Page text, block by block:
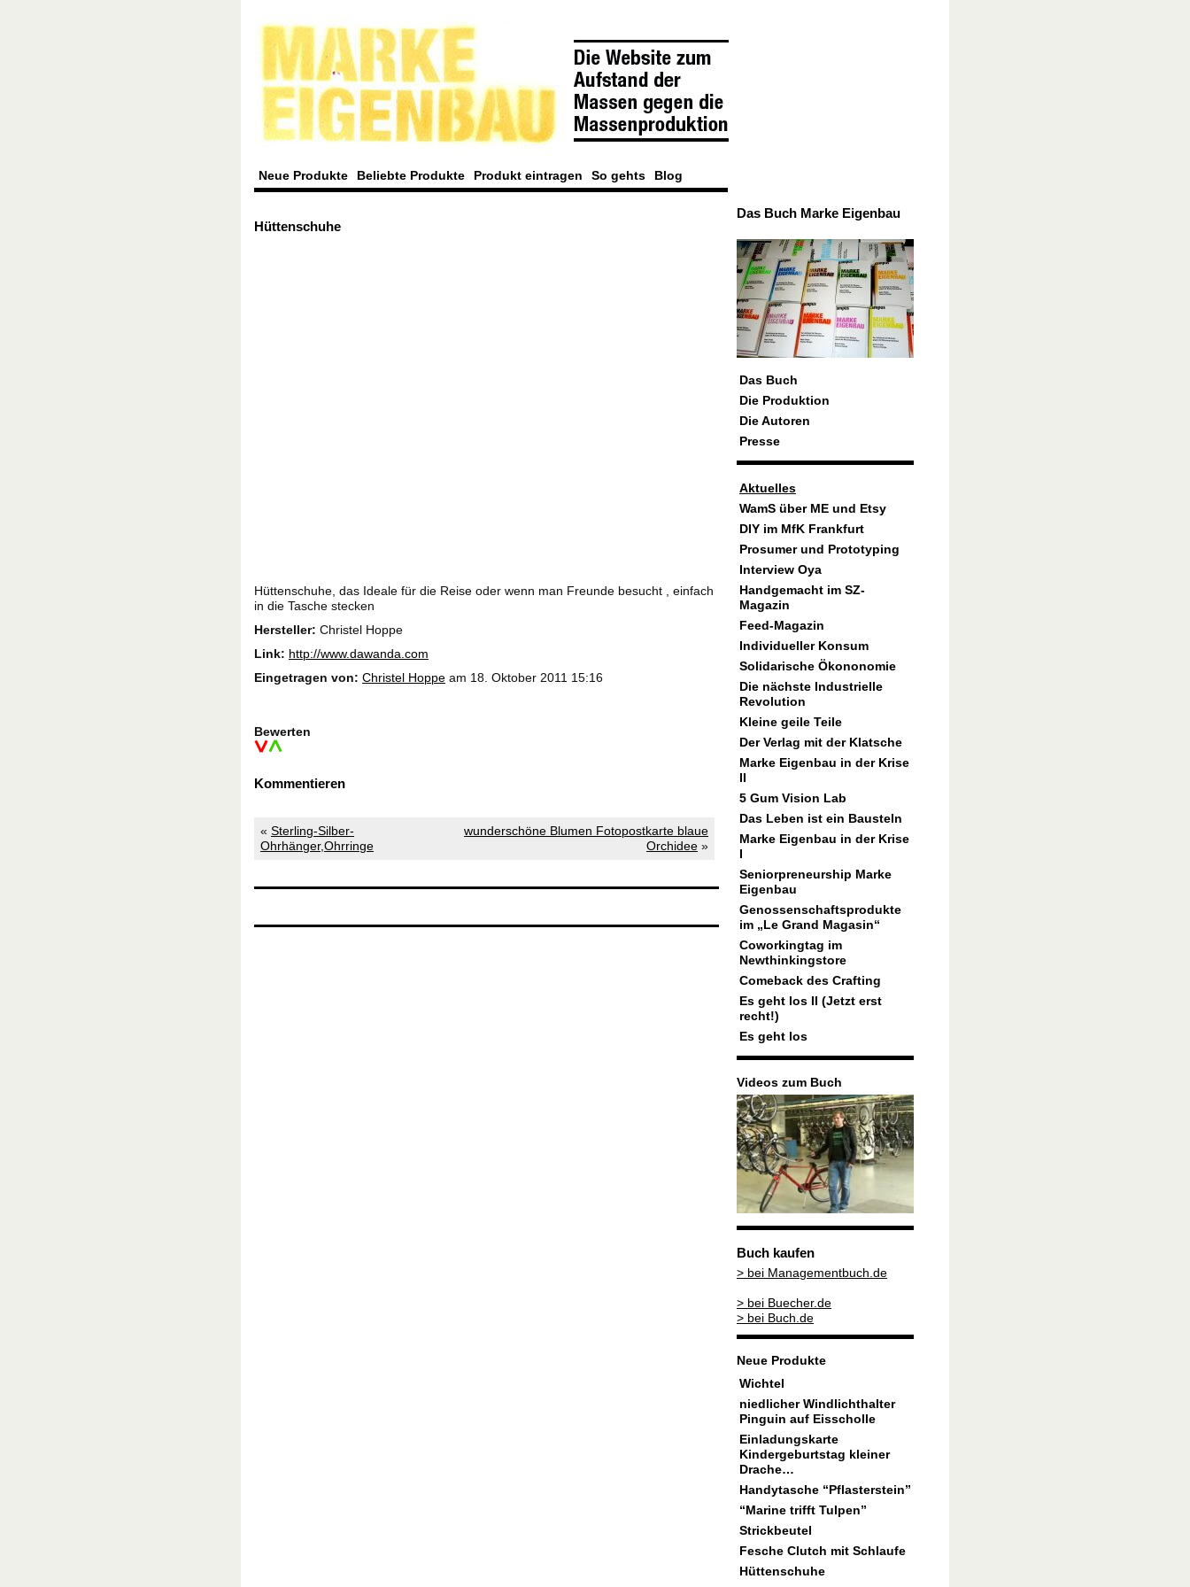
Neue Produkte Beliebte Produkte Produkt eintragen So gehts Blog
Hüttenschuhe
Hüttenschuhe, das Ideale für die Reise oder wenn man Freunde besucht , einfach
in die Tasche stecken
Hersteller: Christel Hoppe
Link: http://www.dawanda.com
Eingetragen von: Christel Hoppe am 18. Oktober 2011 15:16
Bewerten
Kommentieren
« Sterling-Silber-
Ohrhänger,Ohrringe
wunderschöne Blumen Fotopostkarte blaue
Orchidee »
Das Buch Marke Eigenbau
Das Buch
Die Produktion
Die Autoren
Presse
Aktuelles
WamS über ME und Etsy
DIY im MfK Frankfurt
Prosumer und Prototyping
Interview Oya
Handgemacht im SZ-
Magazin
Feed-Magazin
Individueller Konsum
Solidarische Ökononomie
Die nächste Industrielle
Revolution
Kleine geile Teile
Der Verlag mit der Klatsche
Marke Eigenbau in der Krise
5 Gum Vision Lab
Das Leben ist ein Bausteln
Marke Eigenbau in der Krise
Seniorpreneurship Marke
Eigenbau
Genossenschaftsprodukte
im „Le Grand Magasin“
Coworkingtag im
Newthinkingstore
Comeback des Crafting
Es geht los II (Jetzt erst
recht!)
Es geht los
Videos zum Buch
Buch kaufen
> bei Managementbuch.de
> bei Buecher.de
> bei Buch.de
Neue Produkte
Wichtel
niedlicher Windlichthalter
Pinguin auf Eisscholle
Einladungskarte
Kindergeburtstag kleiner
Drache…
Handytasche “Pflasterstein”
“Marine trifft Tulpen”
Strickbeutel
Fesche Clutch mit Schlaufe
Hüttenschuhe